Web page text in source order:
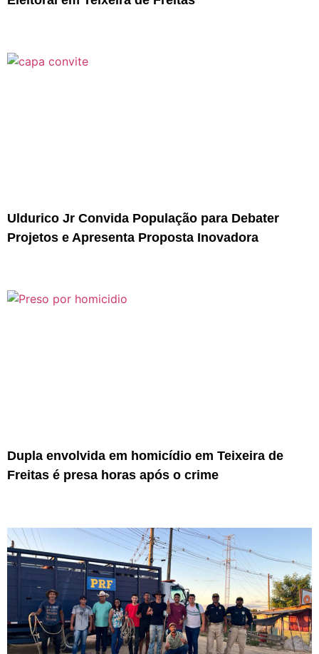
Uldurico Jr Convida População para Debater
Projetos e Apresenta Proposta Inovadora
Dupla envolvida em homicídio em Teixeira de
Freitas é presa horas após o crime